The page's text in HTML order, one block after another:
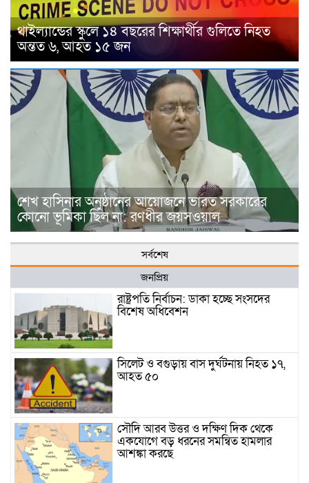
থাইল্যান্ডের স্কুলে ১৪ বছরের শিক্ষার্থীর গুলিতে নিহত
অন্তত ৬, আহত ১৫ জন
শেখ হাসিনার অনুষ্ঠানের আয়োজনে ভারত সরকারের
কোনো ভূমিকা ছিল না: রণধীর জয়সওয়াল
সর্বশেষ
জনপ্রিয়
রাষ্ট্রপতি নির্বাচন: ডাকা হচ্ছে সংসদের
বিশেষ অধিবেশন
সিলেট ও বগুড়ায় বাস দুর্ঘটনায় নিহত ১৭,
আহত ৫০
সৌদি আরব উত্তর ও দক্ষিণ দিক থেকে
একযোগে বড় ধরনের সমন্বিত হামলার
আশঙ্কা করছে